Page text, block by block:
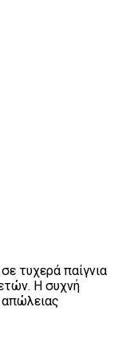
τυχερά παίγνια
Η συχνή
απώλειας